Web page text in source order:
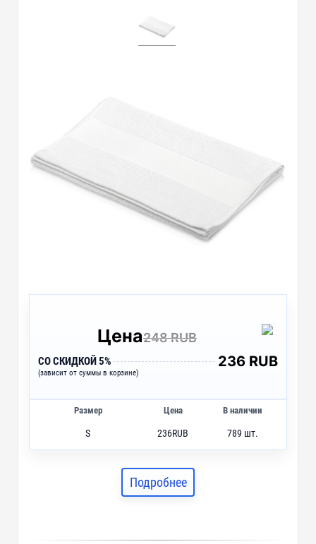
Цена248 RUB
СО СКИДКОЙ 5%
(зависит от суммы в корзине)
236 RUB
Размер Цена В наличии
S 236RUB
789 шт.
757RUB
Подробнее